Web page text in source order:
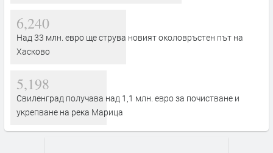
6,240
Над 33 млн. евро ще струва новият околовръстен път на
Хасково
5,198
Свиленград получава над 1,1 млн. евро за почистване и
укрепване на река Марица